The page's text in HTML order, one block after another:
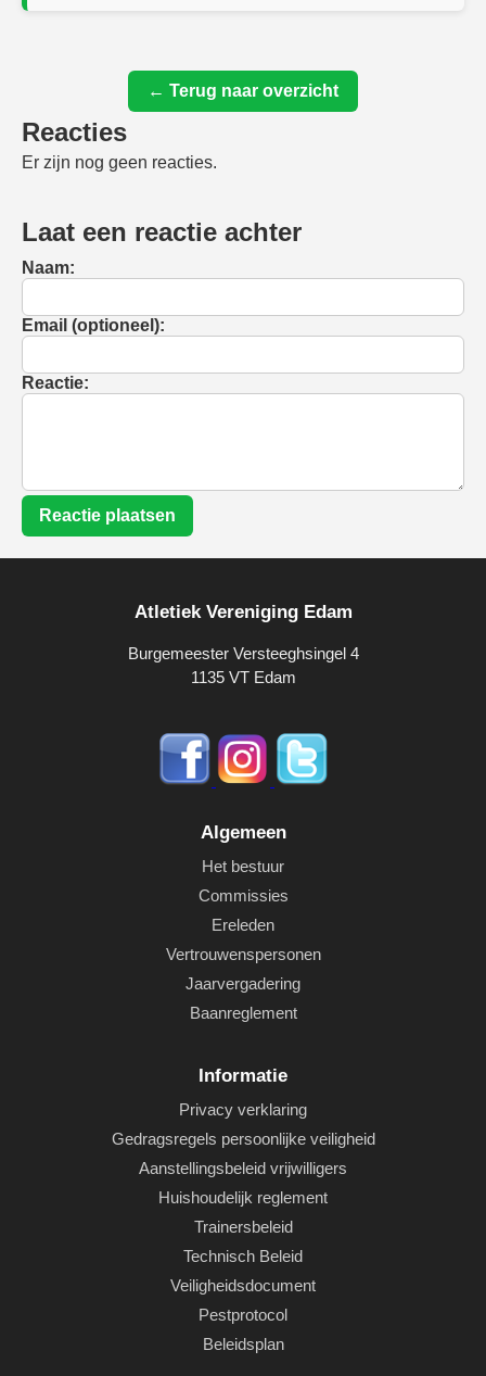
← Terug naar overzicht
Reacties
Er zijn nog geen reacties.
Laat een reactie achter
Naam:
Email (optioneel):
Reactie:
Reactie plaatsen
Atletiek Vereniging Edam
Burgemeester Versteeghsingel 4
1135 VT Edam
Algemeen
Het bestuur
Commissies
Ereleden
Vertrouwenspersonen
Jaarvergadering
Baanreglement
Informatie
Privacy verklaring
Gedragsregels persoonlijke veiligheid
Aanstellingsbeleid vrijwilligers
Huishoudelijk reglement
Trainersbeleid
Technisch Beleid
Veiligheidsdocument
Pestprotocol
Beleidsplan